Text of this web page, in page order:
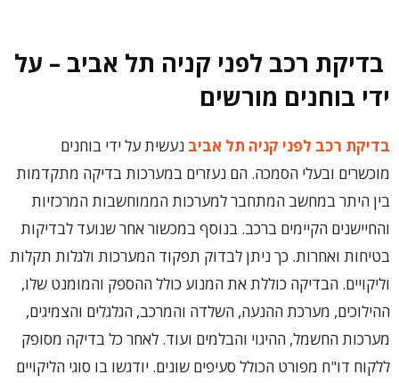
בדיקת רכב לפני קניה תל אביב – על
ידי בוחנים מורשים
בדיקת רכב לפני קניה תל אביב נעשית על ידי בוחנים
מוכשרים ובעלי הסמכה. הם נעזרים במערכות בדיקה מתקדמות
בין היתר במחשב המתחבר למערכות הממוחשבות המרכזיות
והחיישנים הקיימים ברכב. בנוסף במכשור אחר שנועד לבדיקות
בטיחות ואחרות. כך ניתן לבדוק תפקוד המערכות ולגלות תקלות
וליקויים. הבדיקה כוללת את המנוע כולל ההספק והמומנט שלו,
ההילוכים, מערכת ההנעה, השלדה והמרכב, הגלגלים והצמיגים,
מערכות החשמל, ההיגוי והבלמים ועוד. לאחר כל בדיקה מסופק
ללקוח דו"ח מפורט הכולל סעיפים שונים. יודגשו בו סוגי הליקויים